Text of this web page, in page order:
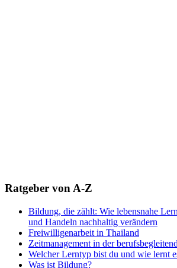
Ratgeber von A-Z
Bildung, die zählt: Wie lebensnahe
und Handeln nachhaltig verändern
Freiwilligenarbeit in Thailand
Zeitmanagement in der
Welcher Lerntyp bist du und wie lernt
Was ist Bildung?